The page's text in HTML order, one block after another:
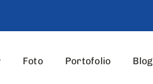
Foto Portofolio Blog